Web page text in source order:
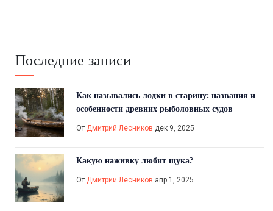
Последние записи
Как назывались лодки в старину: названия и
особенности древних рыболовных судов
От Дмитрий Лесников дек 9, 2025
Какую наживку любит щука?
От Дмитрий Лесников апр 1, 2025